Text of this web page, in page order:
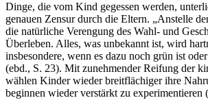
Dinge, die vom Kind gegessen werden,
genauen Zensur durch die Eltern. „Anstelle
die natürliche Verengung des Wahl- und
Überleben. Alles, was unbekannt ist, wird
insbesondere, wenn es dazu noch grün ist
(ebd., S. 23). Mit zunehmender Reifung der
wählen Kinder wieder breitflächiger ihre
beginnen wieder verstärkt zu experimentieren